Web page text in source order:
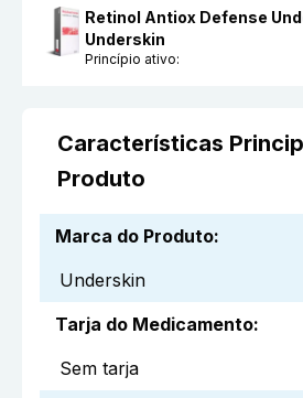
Retinol Antiox Defense
Underskin
Princípio ativo:
Características
Produto
Marca do Produto:
Underskin
Tarja do Medicamento:
Sem tarja